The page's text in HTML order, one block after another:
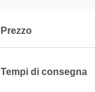
Prezzo
Tempi di consegna